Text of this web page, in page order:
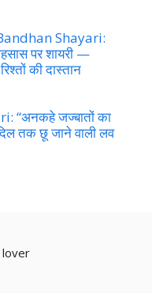
Shayari:
पर शायरी —
की दास्तान
“अनकहे जज्बातों का
तक छू जाने वाली लव